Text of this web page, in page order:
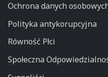
Ochrona danych
Polityka antykorupcyjna
Równość Płci
Społeczna